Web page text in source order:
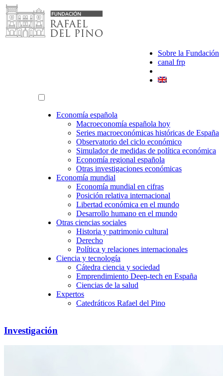
Saltar
al
contenido
Sobre la Fundación
canal frp
Economía española
Macroeconomía española hoy
Series macroeconómicas históricas de España
Observatorio del ciclo económico
Simulador de medidas de política económica
Economía regional española
Otras investigaciones económicas
Economía mundial
Economía mundial en cifras
Posición relativa internacional
Libertad económica en el mundo
Desarrollo humano en el mundo
Otras ciencias sociales
Historia y patrimonio cultural
Derecho
Política y relaciones internacionales
Ciencia y tecnología
Cátedra ciencia y sociedad
Emprendimiento Deep-tech en España
Ciencias de la salud
Expertos
Catedráticos Rafael del Pino
Investigación